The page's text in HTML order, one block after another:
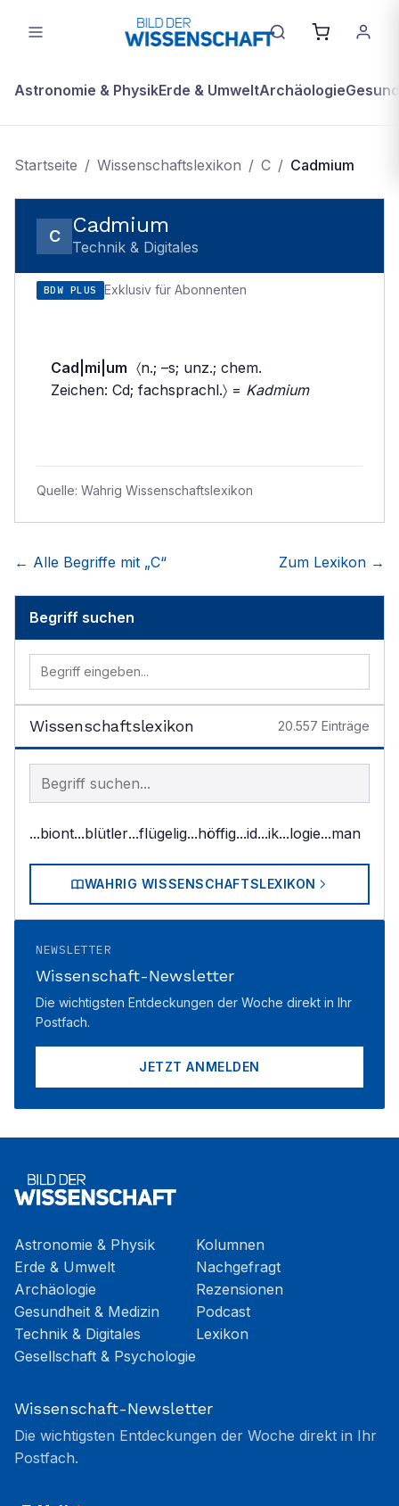
Astronomie & PhysikErde & UmweltArchäologie
Startseite / Wissenschaftslexikon / C / Cadmium
C Cadmium
Technik & Digitales
BDW PLUS Exklusiv für Abonnenten
Cad|mi|um 〈n.; –s; unz.; chem.
Zeichen: Cd; fachsprachl.〉 = Kadmium
Quelle: Wahrig Wissenschaftslexikon
← Alle Begriffe mit „C“ Zum Lexikon →
Begriff suchen
Wissenschaftslexikon 20.557 Einträge
Begriff im Lexikon suchen
...biont...blütler...flügelig...höffig...id...ik...logie...man
WAHRIG WISSENSCHAFTSLEXIKON
NEWSLETTER
Wissenschaft-Newsletter
Die wichtigsten Entdeckungen der Woche direkt in Ihr
Postfach.
JETZT ANMELDEN
Astronomie & Physik
Erde & Umwelt
Archäologie
Gesundheit & Medizin
Technik & Digitales
Gesellschaft & Psychologie
Kolumnen
Nachgefragt
Rezensionen
Podcast
Lexikon
Wissenschaft-Newsletter
Die wichtigsten Entdeckungen der Woche direkt in Ihr
Postfach.